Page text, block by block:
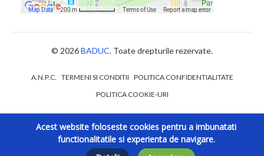
© 2026BADUC. Toate drepturile rezervate.
A.N.P.C. TERMENI SI CONDITII POLITICA CONFIDENTIALITATE
POLITICA COOKIE-URI
Acest website foloseste cookies pentru a imbunatati
functionalitatile si experienta de navigare.